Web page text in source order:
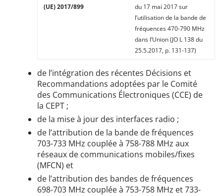
(UE) 2017/899
du 17 mai 2017 sur
l’utilisation de la bande de
fréquences 470-790 MHz
dans l’Union (JO L 138 du
25.5.2017, p. 131-137)
de l’intégration des récentes Décisions et
Recommandations adoptées par le Comité
des Communications Électroniques (CCE) de
la CEPT ;
de la mise à jour des interfaces radio ;
de l’attribution de la bande de fréquences
703-733 MHz couplée à 758-788 MHz aux
réseaux de communications mobiles/fixes
(MFCN) et
de l’attribution des bandes de fréquences
698-703 MHz couplée à 753-758 MHz et 733-